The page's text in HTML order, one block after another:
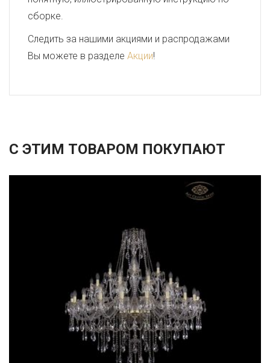
сборке.
Следить за нашими акциями и распродажами
Вы можете в разделе Акции!
С ЭТИМ ТОВАРОМ ПОКУПАЮТ